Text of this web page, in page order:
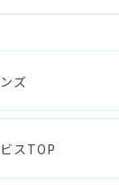
ズ
スTOP